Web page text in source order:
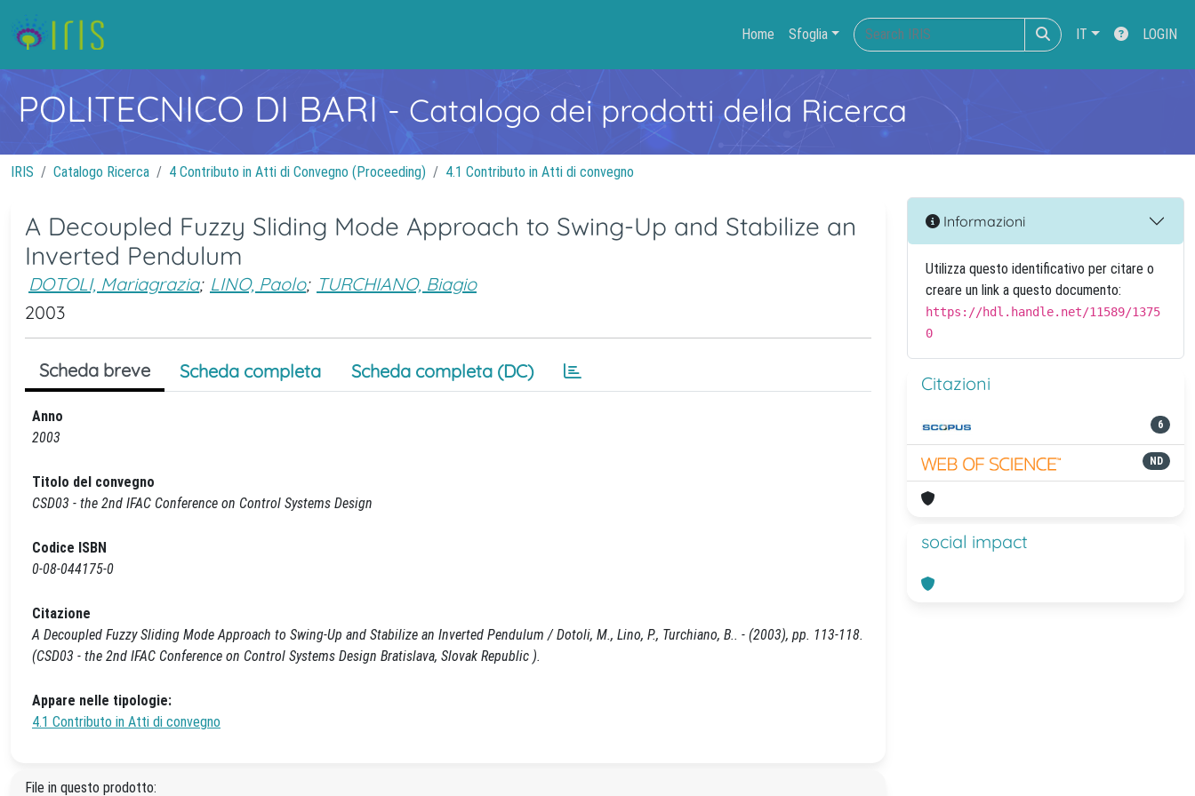
Home Sfoglia IT LOGIN
POLITECNICO DI BARI- Catalogo dei prodotti della Ricerca
IRIS Catalogo Ricerca 4 Contributo in Atti di Convegno (Proceeding) 4.1 Contributo in Atti di convegno
A Decoupled Fuzzy Sliding Mode Approach to Swing-Up and Stabilize an
Inverted Pendulum
DOTOLI, Mariagrazia; LINO, Paolo; TURCHIANO, Biagio
2003
Scheda breve Scheda completa Scheda completa (DC)
Anno
2003
Titolo del convegno
CSD03 - the 2nd IFAC Conference on Control Systems Design
Codice ISBN
0-08-044175-0
Citazione
A Decoupled Fuzzy Sliding Mode Approach to Swing-Up and Stabilize an Inverted Pendulum / Dotoli, M., Lino, P., Turchiano, B.. - (2003), pp. 113-118.
(CSD03 - the 2nd IFAC Conference on Control Systems Design Bratislava, Slovak Republic ).
Appare nelle tipologie:
4.1 Contributo in Atti di convegno
File in questo prodotto:
Informazioni
Utilizza questo identificativo per citare o
creare un link a questo documento:
https://hdl.handle.net/11589/1375
0
Citazioni
6
ND
social impact